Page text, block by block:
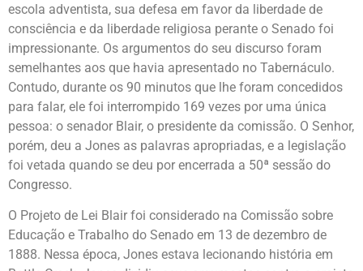
escola adventista, sua defesa em favor da liberdade de
consciência e da liberdade religiosa perante o Senado foi
impressionante. Os argumentos do seu discurso foram
semelhantes aos que havia apresentado no Tabernáculo.
Contudo, durante os 90 minutos que lhe foram concedidos
para falar, ele foi interrompido 169 vezes por uma única
pessoa: o senador Blair, o presidente da comissão. O Senhor,
porém, deu a Jones as palavras apropriadas, e a legislação
foi vetada quando se deu por encerrada a 50ª sessão do
Congresso.
O Projeto de Lei Blair foi considerado na Comissão sobre
Educação e Trabalho do Senado em 13 de dezembro de
1888. Nessa época, Jones estava lecionando história em